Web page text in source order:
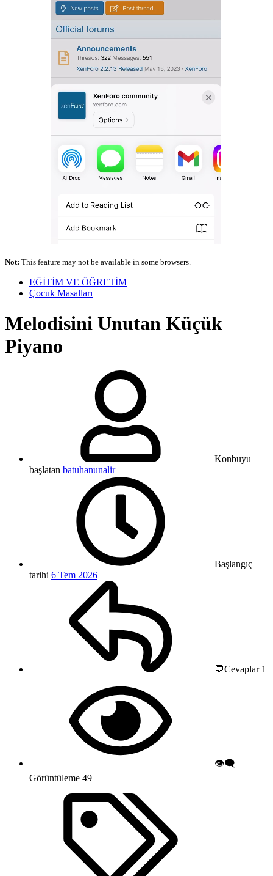
Not: This feature may not be available in some browsers.
EĞİTİM VE ÖĞRETİM
Çocuk Masalları
Melodisini Unutan Küçük
Piyano
Konbuyu
başlatan batuhanunalir
Başlangıç
tarihi 6 Tem 2026
💬Cevaplar1
👁️‍🗨️
Görüntüleme 49